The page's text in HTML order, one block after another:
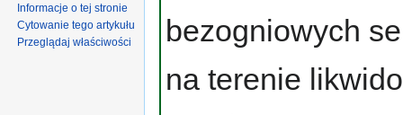
bezogniowych
na terenie
Informacje o tej stronie
Cytowanie tego artykułu
Przeglądaj właściwości